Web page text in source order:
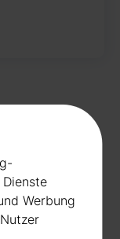
Werbung